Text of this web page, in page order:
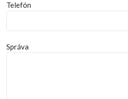
Telefón
Správa